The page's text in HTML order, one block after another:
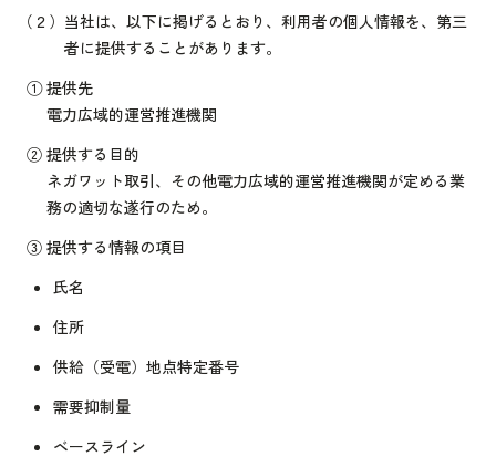
（２） 当社は、以下に掲げるとおり、利用者の個人情報を、第三
者に提供することがあります。
① 提供先
電力広域的運営推進機関
② 提供する目的
ネガワット取引、その他電力広域的運営推進機関が定める業
務の適切な遂行のため。
③ 提供する情報の項目
氏名
住所
供給（受電）地点特定番号
需要抑制量
ベースライン